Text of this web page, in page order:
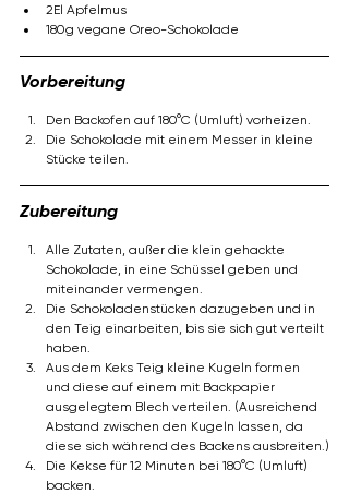
2El Apfelmus
180g vegane Oreo-Schokolade
Vorbereitung
Den Backofen auf 180°C (Umluft) vorheizen.
Die Schokolade mit einem Messer in kleine
Stücke teilen.
Zubereitung
Alle Zutaten, außer die klein gehackte
Schokolade, in eine Schüssel geben und
miteinander vermengen.
Die Schokoladenstücken dazugeben und in
den Teig einarbeiten, bis sie sich gut verteilt
haben.
Aus dem Keks Teig kleine Kugeln formen
und diese auf einem mit Backpapier
ausgelegtem Blech verteilen. (Ausreichend
Abstand zwischen den Kugeln lassen, da
diese sich während des Backens ausbreiten.)
Die Kekse für 12 Minuten bei 180°C (Umluft)
backen.